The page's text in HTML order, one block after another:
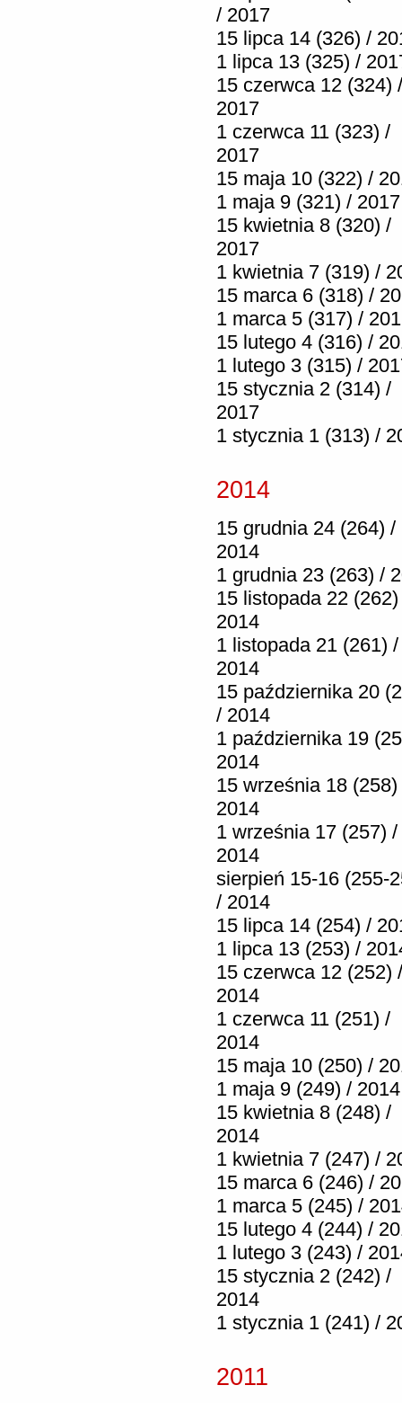
/ 2017
15 lipca 14 (326) /
1 lipca 13 (325) /
15 czerwca 12 (324) /
2017
1 czerwca 11 (323) /
2017
15 maja 10 (322) /
1 maja 9 (321) / 2017
15 kwietnia 8 (320) /
2017
1 kwietnia 7 (319) /
15 marca 6 (318) /
1 marca 5 (317) /
15 lutego 4 (316) /
1 lutego 3 (315) /
15 stycznia 2 (314) /
2017
1 stycznia 1 (313) /
2014
15 grudnia 24 (264) /
2014
1 grudnia 23 (263) /
15 listopada 22
2014
1 listopada 21 (261) /
2014
15 października 20
/ 2014
1 października 19
2014
15 września 18 (258)
2014
1 września 17 (257) /
2014
sierpień 15-16 (255-
/ 2014
15 lipca 14 (254) /
1 lipca 13 (253) /
15 czerwca 12 (252) /
2014
1 czerwca 11 (251) /
2014
15 maja 10 (250) /
1 maja 9 (249) / 2014
15 kwietnia 8 (248) /
2014
1 kwietnia 7 (247) /
15 marca 6 (246) /
1 marca 5 (245) /
15 lutego 4 (244) /
1 lutego 3 (243) /
15 stycznia 2 (242) /
2014
1 stycznia 1 (241) /
2011